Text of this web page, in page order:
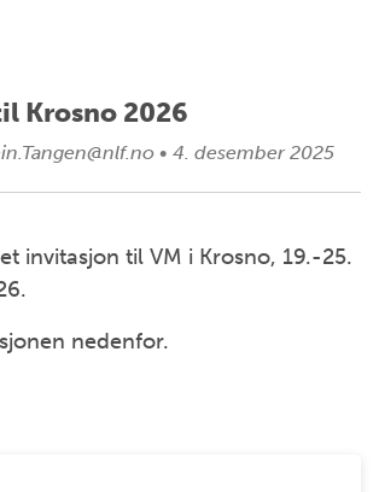
Krosno 2026
• 4. desember 2025
invitasjon til VM i Krosno, 19.-25.
nedenfor.